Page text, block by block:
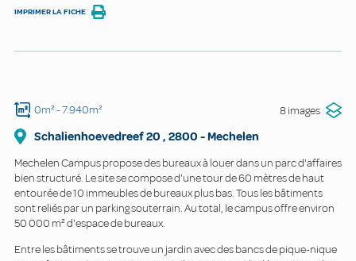
IMPRIMER LA FICHE
0m²- 7.940m² 8 images
Schalienhoevedreef20 , 2800 -Mechelen
Mechelen Campus propose des bureaux à louer dans un parc d'affaires
bien structuré. Le site se compose d'une tour de 60 mètres de haut
entourée de 10 immeubles de bureaux plus bas. Tous les bâtiments
sont reliés par un parking souterrain. Au total, le campus offre environ
50 000 m² d'espace de bureaux.
Entre les bâtiments se trouve un jardin avec des bancs de pique-nique